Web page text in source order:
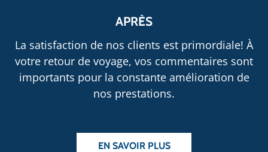
APRÈS
La satisfaction de nos clients est primordiale! À
votre retour de voyage, vos commentaires sont
importants pour la constante amélioration de
nos prestations.
EN SAVOIR PLUS